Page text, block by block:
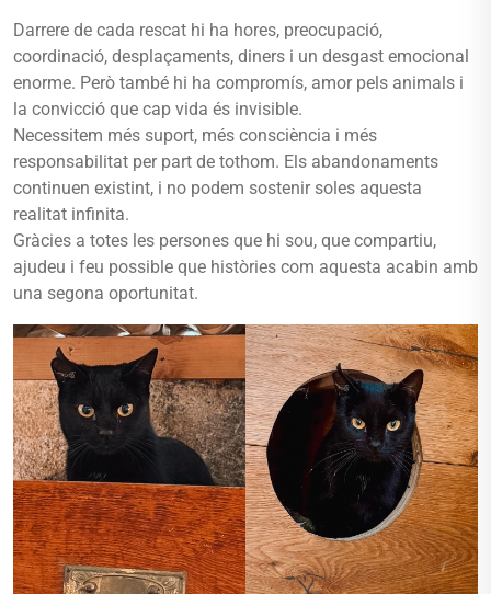
Darrere de cada rescat hi ha hores, preocupació,
coordinació, desplaçaments, diners i un desgast emocional
enorme. Però també hi ha compromís, amor pels animals i
la convicció que cap vida és invisible.
Necessitem més suport, més consciència i més
responsabilitat per part de tothom. Els abandonaments
continuen existint, i no podem sostenir soles aquesta
realitat infinita.
Gràcies a totes les persones que hi sou, que compartiu,
ajudeu i feu possible que històries com aquesta acabin amb
una segona oportunitat.